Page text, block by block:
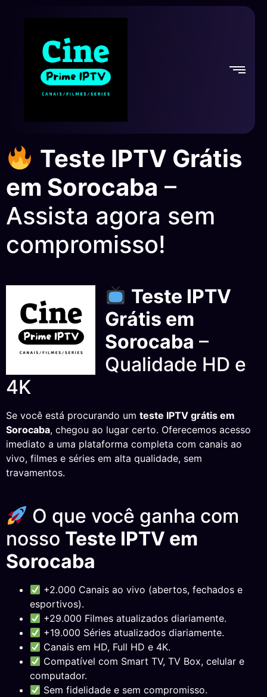
Teste IPTV Grátis
em Sorocaba –
Assista agora sem
compromisso!
Teste IPTV
Grátis em
Sorocaba –
Qualidade HD e
4K
Se você está procurando um teste IPTV grátis em
Sorocaba, chegou ao lugar certo. Oferecemos acesso
imediato a uma plataforma completa com canais ao
vivo, filmes e séries em alta qualidade, sem
travamentos.
O que você ganha com
nosso Teste IPTV em
Sorocaba
+2.000 Canais ao vivo (abertos, fechados e
esportivos).
+29.000 Filmes atualizados diariamente.
+19.000 Séries atualizados diariamente.
Canais em HD, Full HD e 4K.
Compatível com Smart TV, TV Box, celular e
computador.
Sem fidelidade e sem compromisso.